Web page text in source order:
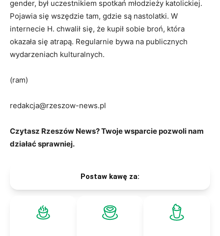
gender, był uczestnikiem spotkań młodzieży katolickiej.
Pojawia się wszędzie tam, gdzie są nastolatki. W
internecie H. chwalił się, że kupił sobie broń, która
okazała się atrapą. Regularnie bywa na publicznych
wydarzeniach kulturalnych.
(ram)
redakcja@rzeszow-news.pl
Czytasz Rzeszów News? Twoje wsparcie pozwoli nam
działać sprawniej.
Postaw kawę za: